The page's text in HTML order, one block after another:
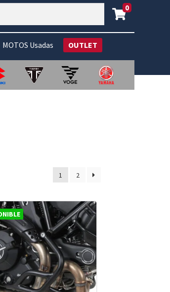
0
MOTOS Usadas OUTLET
1 2